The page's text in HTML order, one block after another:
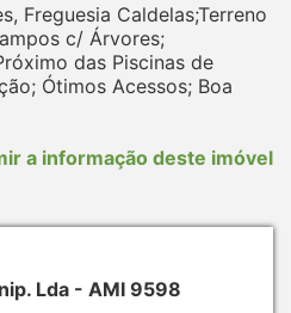
Freguesia Caldelas;Terreno
c/ Árvores;
das Piscinas de
Ótimos Acessos; Boa
a informação deste imóvel
Lda - AMI 9598